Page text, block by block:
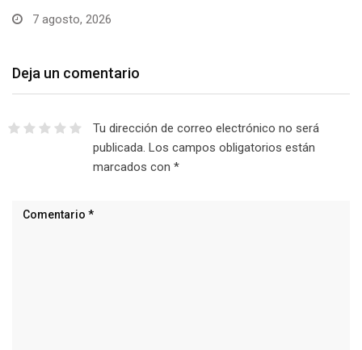
7 agosto, 2026
Deja un comentario
Tu dirección de correo electrónico no será
publicada. Los campos obligatorios están
marcados con *